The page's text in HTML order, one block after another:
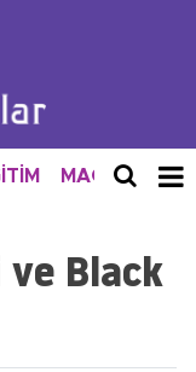
MAGAZİN
Black